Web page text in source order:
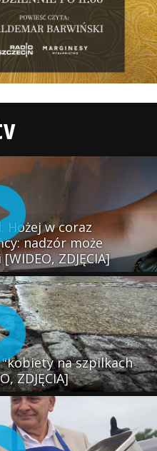
Hożej w coraz
nadzór może
ZDJĘCIA]
"kobiety na szpilkach
ZDJĘCIA]